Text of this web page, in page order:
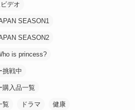
デオ
SEASON1
SEASON2
is princess?
挑戦中
購入品一覧
覧 ドラマ 健康